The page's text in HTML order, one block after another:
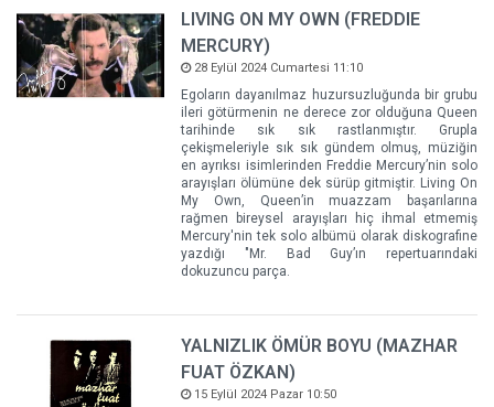
LIVING ON MY OWN (FREDDIE
MERCURY)
28 Eylül 2024 Cumartesi 11:10
Egoların dayanılmaz huzursuzluğunda bir grubu
ileri götürmenin ne derece zor olduğuna Queen
tarihinde sık sık rastlanmıştır. Grupla
çekişmeleriyle sık sık gündem olmuş, müziğin
en ayrıksı isimlerinden Freddie Mercury’nin solo
arayışları ölümüne dek sürüp gitmiştir. Living On
My Own, Queen’in muazzam başarılarına
rağmen bireysel arayışları hiç ihmal etmemiş
Mercury'nin tek solo albümü olarak diskografine
yazdığı "Mr. Bad Guy’ın repertuarındaki
dokuzuncu parça.
YALNIZLIK ÖMÜR BOYU (MAZHAR
FUAT ÖZKAN)
15 Eylül 2024 Pazar 10:50